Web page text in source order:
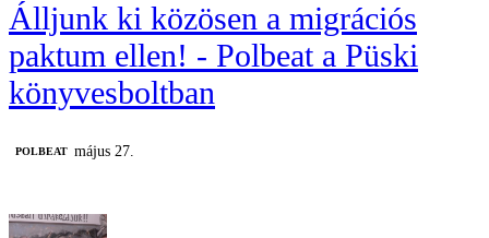
Álljunk ki közösen a migrációs
paktum ellen! - Polbeat a Püski
könyvesboltban
‎POLBEAT május 27.